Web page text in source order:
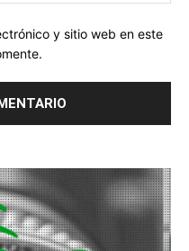
y sitio web en este